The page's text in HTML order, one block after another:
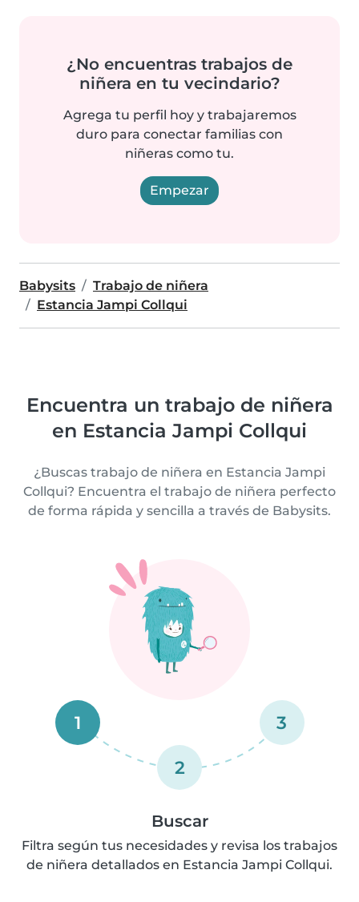
¿No encuentras trabajos de
niñera en tu vecindario?
Agrega tu perfil hoy y trabajaremos
duro para conectar familias con
niñeras como tu.
Empezar
Babysits
Trabajo de niñera
Estancia Jampi Collqui
Encuentra un trabajo de niñera
en Estancia Jampi Collqui
¿Buscas trabajo de niñera en Estancia Jampi
Collqui? Encuentra el trabajo de niñera perfecto
de forma rápida y sencilla a través de Babysits.
1
2
3
Buscar
Filtra según tus necesidades y revisa los trabajos
de niñera detallados en Estancia Jampi Collqui.